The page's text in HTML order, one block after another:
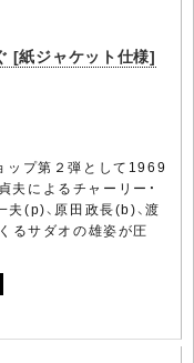
[紙ジャケット仕様]
ップ第２弾として1969
によるチャーリー・
(p)、原田政長(b)、渡
るサダオの雄姿が圧